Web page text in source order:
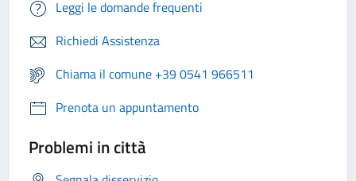
Leggi le domande frequenti
Richiedi Assistenza
Chiama il comune +39 0541 966511
Prenota un appuntamento
Problemi in città